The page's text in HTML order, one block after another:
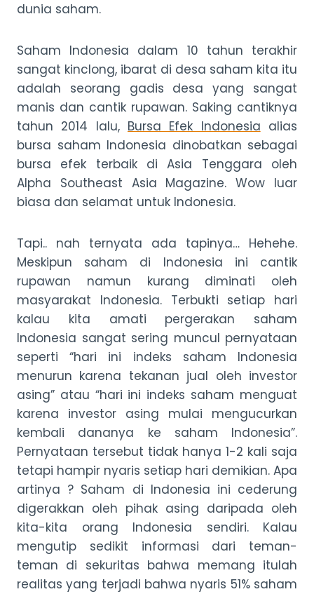
dunia saham.
Saham Indonesia dalam 10 tahun terakhir
sangat kinclong, ibarat di desa saham kita itu
adalah seorang gadis desa yang sangat
manis dan cantik rupawan. Saking cantiknya
tahun 2014 lalu, Bursa Efek Indonesia alias
bursa saham Indonesia dinobatkan sebagai
bursa efek terbaik di Asia Tenggara oleh
Alpha Southeast Asia Magazine. Wow luar
biasa dan selamat untuk Indonesia.
Tapi.. nah ternyata ada tapinya… Hehehe.
Meskipun saham di Indonesia ini cantik
rupawan namun kurang diminati oleh
masyarakat Indonesia. Terbukti setiap hari
kalau kita amati pergerakan saham
Indonesia sangat sering muncul pernyataan
seperti “hari ini indeks saham Indonesia
menurun karena tekanan jual oleh investor
asing” atau “hari ini indeks saham menguat
karena investor asing mulai mengucurkan
kembali dananya ke saham Indonesia”.
Pernyataan tersebut tidak hanya 1-2 kali saja
tetapi hampir nyaris setiap hari demikian. Apa
artinya ? Saham di Indonesia ini cederung
digerakkan oleh pihak asing daripada oleh
kita-kita orang Indonesia sendiri. Kalau
mengutip sedikit informasi dari teman-
teman di sekuritas bahwa memang itulah
realitas yang terjadi bahwa nyaris 51% saham